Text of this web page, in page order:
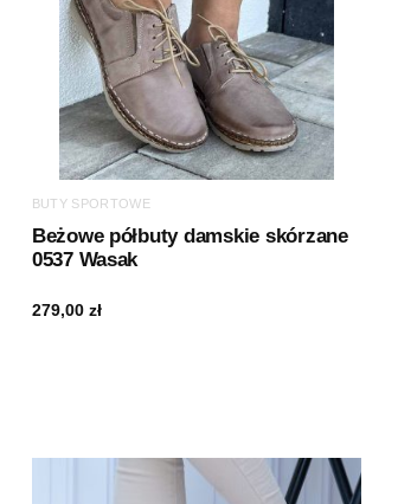
BUTY SPORTOWE
Beżowe półbuty damskie skórzane
0537 Wasak
279,00 zł